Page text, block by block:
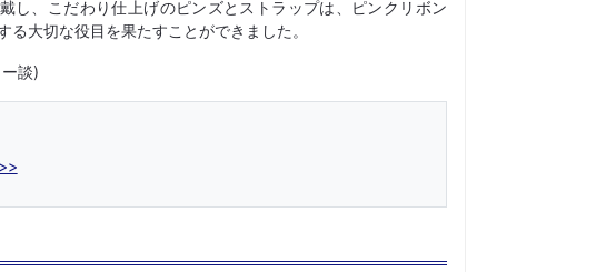
し、こだわり仕上げのピンズとストラップは、ピンクリボン
る大切な役目を果たすことができました。
談)